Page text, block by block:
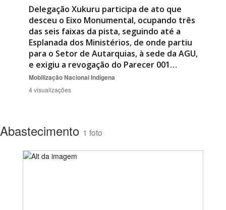
Delegação Xukuru participa de ato que
desceu o Eixo Monumental, ocupando três
das seis faixas da pista, seguindo até a
Esplanada dos Ministérios, de onde partiu
para o Setor de Autarquias, à sede da AGU,
e exigiu a revogação do Parecer 001…
Mobilização Nacional Indígena
4 visualizações
Abastecimento 1 foto